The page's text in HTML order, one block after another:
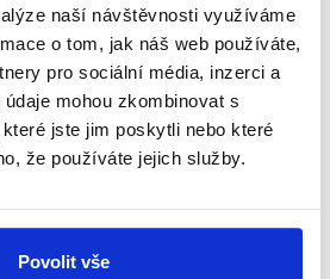
naší návštěvnosti využíváme
o tom, jak náš web používáte,
pro sociální média, inzerci a
mohou zkombinovat s
jste jim poskytli nebo které
že používáte jejich služby.
Povolit vše
OVĚŘENO
Pardubický kraj
krajští kandidáti na
Fadrný (lídr kandidátky
(ANO), Michal...